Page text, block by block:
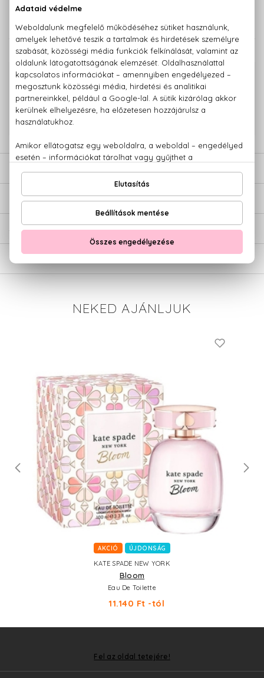
KAPCSOLÓDÓ TERMÉKEK
100% eredeti termékek,14 napos visszaküldési garanciával
Kérdésed van, elakadtál? Hívd ügyfélszolgálatunkat: +36 20
779 1926
ÉRTÉKELÉSEK (0)
SZÁLLÍTÁS
NEKED AJÁNLJUK
AKCIÓ ÚJDONSÁG
KATE SPADE NEW YORK
Bloom
Eau De Toilette
11.140 Ft -tól
Fel az oldal tetejére!